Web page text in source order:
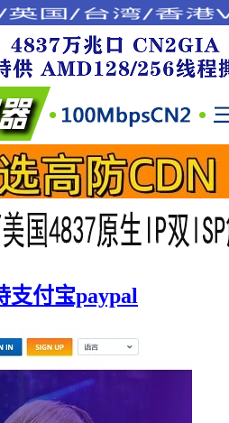
支付宝paypal